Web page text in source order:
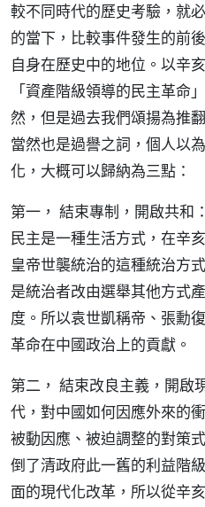
較不同時代的歷史考驗，就
的當下，比較事件發生的前
自身在歷史中的地位。以辛
「資產階級領導的民主革命
然，但是過去我們頌揚為推
當然也是過譽之詞，個人以
化，大概可以歸納為三點：
第一， 結束專制，開啟共和
民主是一種生活方式，在辛
皇帝世襲統治的這種統治方
是統治者改由選舉其他方式
度。所以袁世凱稱帝、張勳
革命在中國政治上的貢獻。
第二， 結束改良主義，開啟
代，對中國如何因應外來的
被動因應、被迫調整的對策
倒了清政府此一舊的利益階
面的現代化改革，所以從辛